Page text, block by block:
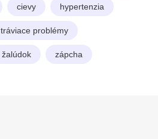
cievy hypertenzia
tráviace problémy
žalúdok zápcha